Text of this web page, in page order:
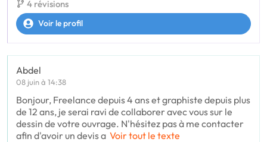
4 révisions
Voir le profil
Abdel
08 juin à 14:38
Bonjour, Freelance depuis 4 ans et graphiste depuis plus
de 12 ans, je serai ravi de collaborer avec vous sur le
dessin de votre ouvrage. N'hésitez pas à me contacter
afin d'avoir un devis a Voir tout le texte